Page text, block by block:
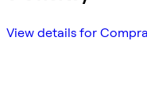
View details for